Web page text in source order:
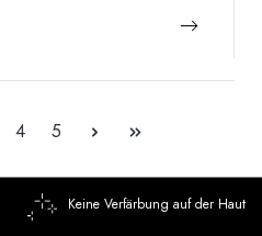
Seite
4 Seite
5
Keine Verfärbung auf der Haut